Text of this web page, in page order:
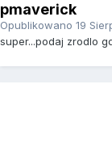
pmaverick
Opublikowano 19
super...podaj zrodlo